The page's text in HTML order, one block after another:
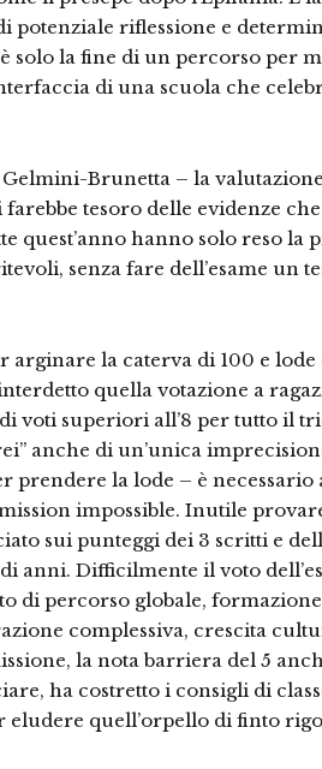
potenziale riflessione e
solo la fine di un percorso per
di una scuola che
Brunetta – la
tesoro delle evidenze
quest’anno hanno solo reso la
senza fare dell’esame un
arginare la caterva di 100 e
quella votazione a
voti superiori all’8 per tutto il
anche di un’unica
prendere la lode – è
impossible. Inutile
sui punteggi dei 3 scritti e
anni. Difficilmente il voto
di percorso globale,
complessiva, crescita
la nota barriera del 5
ha costretto i consigli di
eludere quell’orpello di finto